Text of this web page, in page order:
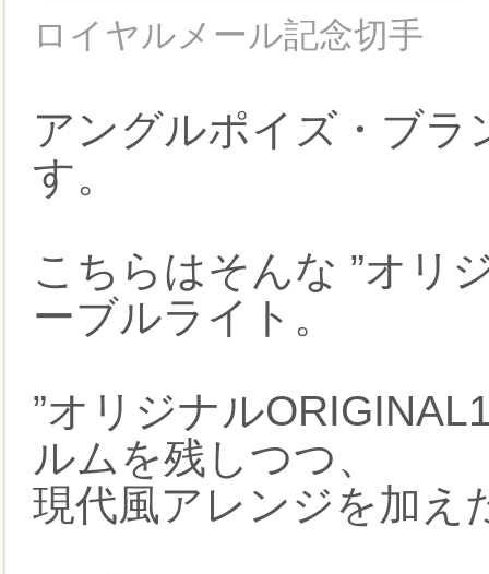
ロイヤルメール記念切手
アングルポイズ・ブ
す。
こちらはそんな ”オリ
ーブルライト。
”オリジナル
ルムを残しつつ、
現代風アレンジを加え